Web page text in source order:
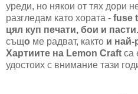
уреди, но някои от тях дори
разгледам като хората - fuse
цял куп печати, бои и
също ме радват, както и най-
Хартиите на Lemon Craft са
удостоих с внимание тази